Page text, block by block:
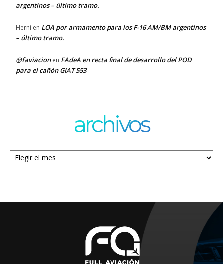
argentinos – último tramo.
Herni en LOA por armamento para los F-16 AM/BM argentinos
– último tramo.
@faviacionen FAdeA en recta final de desarrollo del POD
para el cañón GIAT 553
archivos
Archivos